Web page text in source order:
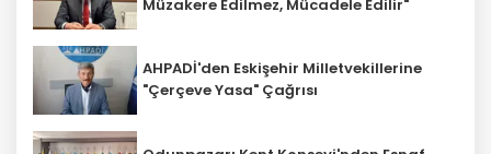
Müzakere Edilmez, Mücadele Edilir"
AHPADİ'den Eskişehir Milletvekillerine
"Çerçeve Yasa" Çağrısı